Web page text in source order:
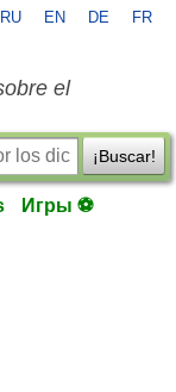
RU EN DE FR
el
¡Buscar!
Игры ⚽